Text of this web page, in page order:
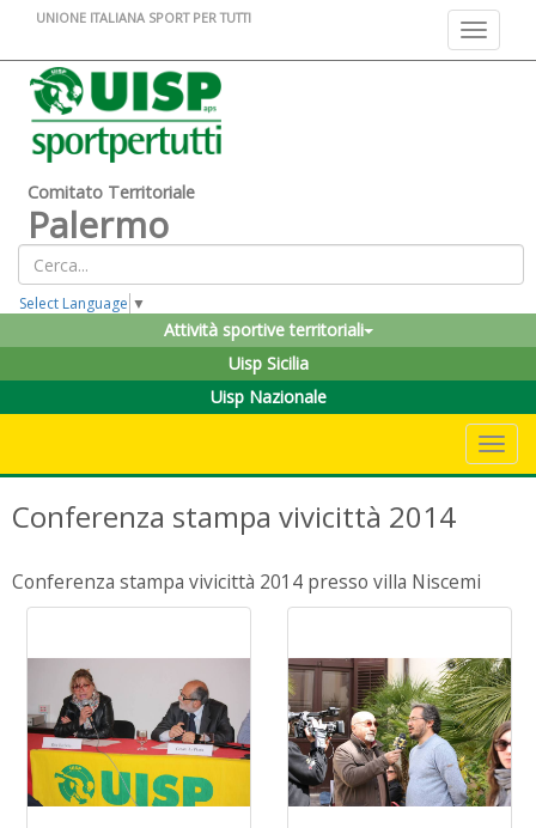
Toggle
UNIONE ITALIANA SPORT PER TUTTI
Comitato Territoriale
Palermo
Select Language ▼
Attività sportive territoriali
Uisp Sicilia
Uisp Nazionale
Conferenza stampa vivicittà 2014
Conferenza stampa vivicittà 2014 presso villa Niscemi